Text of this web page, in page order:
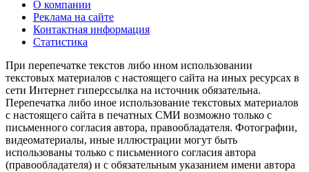
О компании
Реклама на сайте
Контактная информация
Статистика
При перепечатке текстов либо ином использовании
текстовых материалов с настоящего сайта на иных ресурсах в
сети Интернет гиперссылка на источник обязательна.
Перепечатка либо иное использование текстовых материалов
с настоящего сайта в печатных СМИ возможно только с
письменного согласия автора, правообладателя. Фотографии,
видеоматериалы, иные иллюстрации могут быть
использованы только с письменного согласия автора
(правообладателя) и с обязательным указанием имени автора